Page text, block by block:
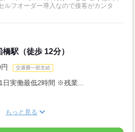
駅（徒歩 12分）
交通費一部支給
実働最低2時間 ※残業...
もっと見る